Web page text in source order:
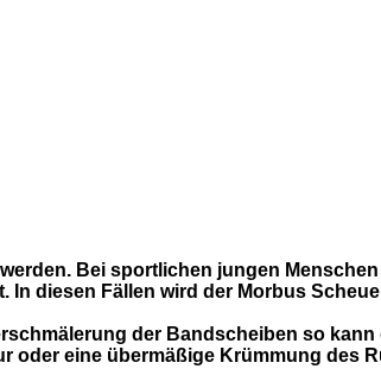
Bei sportlichen jungen
diesen Fällen wird der Morbus
der Bandscheiben so
eine übermäßige Krümmung des